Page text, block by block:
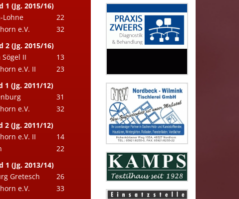
1 (Jg. 2015/16)
Lohne
22
e.V.
32
2 (Jg. 2015/16)
Sögel II
13
e.V. II
23
1 (Jg. 2011/12)
31
e.V.
32
2 (Jg. 2011/12)
e.V. II
14
22
1 (Jg. 2013/14)
Gretesch
26
e.V.
33